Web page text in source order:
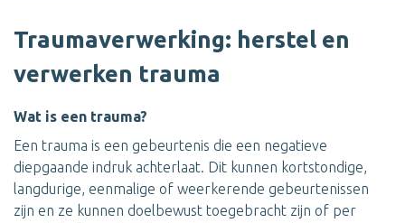
Traumaverwerking: herstel en
verwerken trauma
Wat is een trauma?
Een trauma is een gebeurtenis die een negatieve
diepgaande indruk achterlaat. Dit kunnen kortstondige,
langdurige, eenmalige of weerkerende gebeurtenissen
zijn en ze kunnen doelbewust toegebracht zijn of per